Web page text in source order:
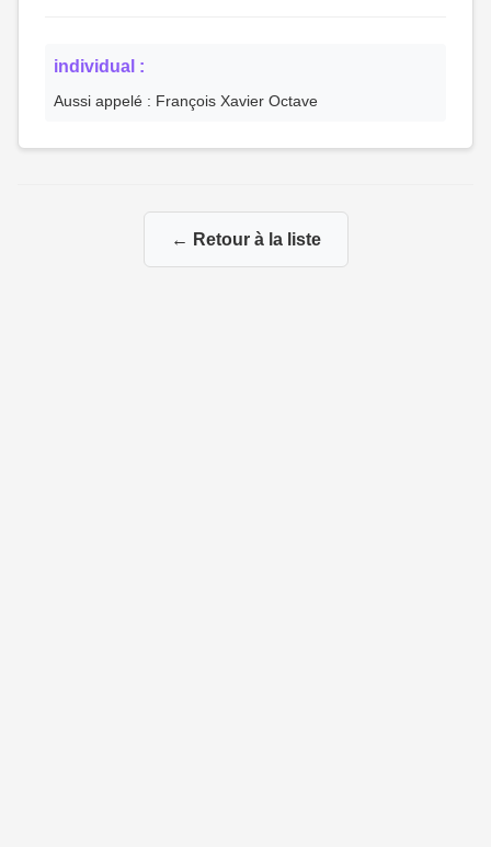
individual :
Aussi appelé : François Xavier Octave
← Retour à la liste